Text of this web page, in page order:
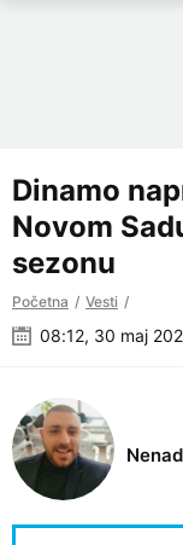
Dinamo
Novom
sezonu
Početna Vesti
08:12, 30 maj